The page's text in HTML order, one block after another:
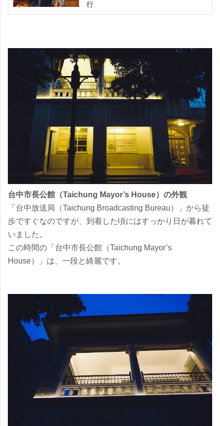
行
台中市長公館（Taichung Mayor’s House）の外観
「台中放送局（Taichung Broadcasting Bureau）」から徒
歩ですぐなのですが、到着した頃にはすっかり日が暮れて
いました。
この時間の「台中市長公館（Taichung Mayor’s
House）」は、一段と綺麗です。